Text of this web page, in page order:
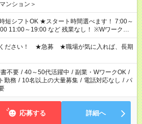
ンション＞
ート時間選べます！ 7:00～
～19:00 など 残業なし！ ※Wワークの
と合わせ週40時間超の就業はご案内できませ
、週20時間以上勤務は社会保険への加入対象
者派遣法（日雇い派遣の原則禁止）により、
就業はご案内が難しい場合があります
ください！ ★急募 ★職場が気に入れば、長期
不要 / 40～50代活躍中 / 副業・WワークOK /
勤務 / 10名以上の大量募集 / 電話対応なし / パ
応募する 詳細へ